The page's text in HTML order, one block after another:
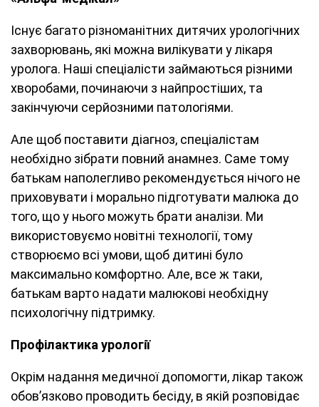
Існує багато різноманітних дитячих урологічних
захворювань, які можна вилікувати у лікаря
уролога. Наші спеціалісти займаються різними
хворобами, починаючи з найпростіших, та
закінчуючи серйозними патологіями.
Але щоб поставити діагноз, спеціалістам
необхідно зібрати повний анамнез. Саме тому
батькам наполегливо рекомендується нічого не
приховувати і морально підготувати малюка до
того, що у нього можуть брати аналізи. Ми
використовуємо новітні технології, тому
створюємо всі умови, щоб дитині було
максимально комфортно. Але, все ж таки,
батькам варто надати малюкові необхідну
психологічну підтримку.
Профілактика урології
Окрім надання медичної допомогти, лікар також
обов’язково проводить бесіду, в якій розповідає